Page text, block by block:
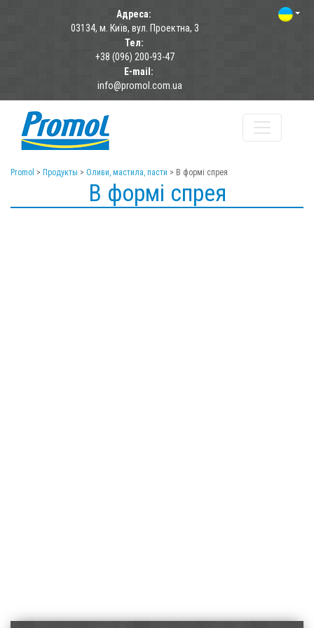
Адреса:
03134, м. Київ, вул. Проектна, 3
Тел:
+38 (096) 200-93-47
E-mail:
info@promol.com.ua
Promol > Продукты > Оливи, мастила, пасти > В формі спрея
В формі спрея